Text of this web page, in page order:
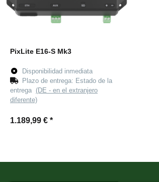
PixLite E16-S Mk3
Disponibilidad inmediata
Plazo de entrega: Estado de la
entrega (DE - en el extranjero
diferente)
1.189,99 € *